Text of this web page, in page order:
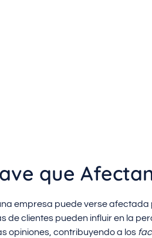
que
empresa puede verse afectada
de clientes pueden influir en la
opiniones, contribuyendo a los